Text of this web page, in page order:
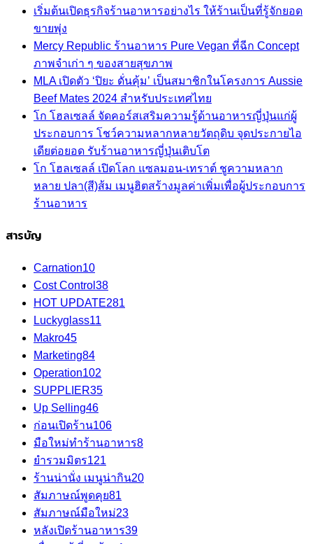
เริ่มต้นเปิดธุรกิจร้านอาหารอย่างไร ให้ร้านเป็นที่รู้จักยอด
ขายพุ่ง
Mercy Republic ร้านอาหาร Pure Vegan ที่ฉีก Concept
ภาพจำเก่า ๆ ของสายสุขภาพ
MLA เปิดตัว ‘ปิยะ ดั่นคุ้ม’ เป็นสมาชิกในโครงการ Aussie
Beef Mates 2024 สำหรับประเทศไทย
โก โฮลเซลล์ จัดคอร์สเสริมความรู้ด้านอาหารญี่ปุ่นแก่ผู้
ประกอบการ โชว์ความหลากหลายวัตถุดิบ จุดประกายไอ
เดียต่อยอด รับร้านอาหารญี่ปุ่นเติบโต
โก โฮลเซลล์ เปิดโลก แซลมอน-เทราต์ ชูความหลาก
หลาย ปลา(สี)ส้ม เมนูฮิตสร้างมูลค่าเพิ่มเพื่อผู้ประกอบการ
ร้านอาหาร
สารบัญ
Carnation10
Cost Control 38
HOT UPDATE281
Luckyglass11
Makro45
Marketing84
Operation102
SUPPLIER35
Up Selling46
ก่อนเปิดร้าน106
มือใหม่ทำร้านอาหาร8
ยำรวมมิตร121
ร้านน่านั่ง เมนูน่ากิน20
สัมภาษณ์พูดคุย81
สัมภาษณ์มือใหม่23
หลังเปิดร้านอาหาร39